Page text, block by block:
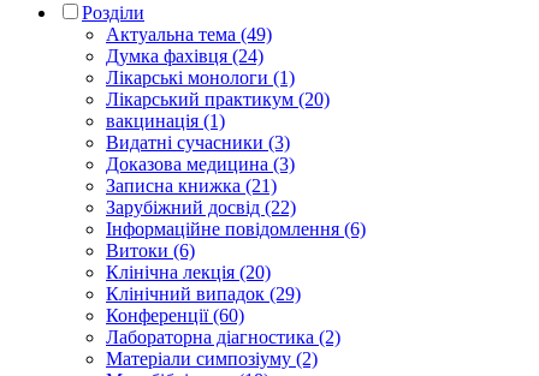
Розділи
Актуальна тема (49)
Думка фахівця (24)
Лікарські монологи (1)
Лікарський практикум (20)
вакцинація (1)
Видатні сучасники (3)
Доказова медицина (3)
Записна книжка (21)
Зарубіжний досвід (22)
Інформаційне повідомлення (6)
Витоки (6)
Клінічна лекція (20)
Клінічний випадок (29)
Конференції (60)
Лабораторна діагностика (2)
Матеріали симпозіуму (2)